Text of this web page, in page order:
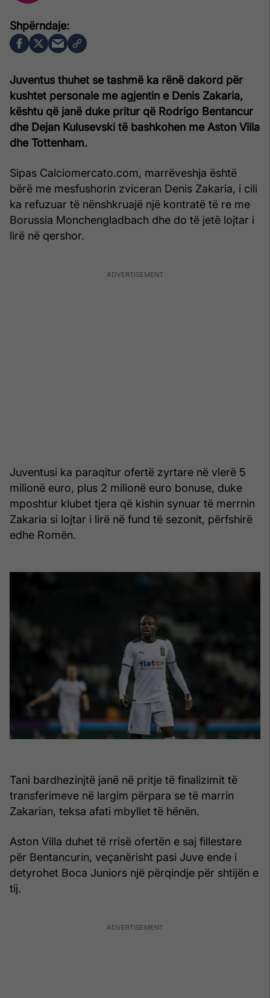
Juventus thuhet se tashmë ka rënë dakord për
kushtet personale me agjentin e Denis Zakaria,
kështu që janë duke pritur që Rodrigo Bentancur
dhe Dejan Kulusevski të bashkohen me Aston Villa
dhe Tottenham.
Sipas Calciomercato.com, marrëveshja është
bërë me mesfushorin zviceran Denis Zakaria, i cili
ka refuzuar të nënshkruajë një kontratë të re me
Borussia Monchengladbach dhe do të jetë lojtar i
lirë në qershor.
Juventusi ka paraqitur ofertë zyrtare në vlerë 5
milionë euro, plus 2 milionë euro bonuse, duke
mposhtur klubet tjera që kishin synuar të merrnin
Zakaria si lojtar i lirë në fund të sezonit, përfshirë
edhe Romën.
Tani bardhezinjtë janë në pritje të finalizimit të
transferimeve në largim përpara se të marrin
Zakarian, teksa afati mbyllet të hënën.
Aston Villa duhet të rrisë ofertën e saj fillestare
për Bentancurin, veçanërisht pasi Juve ende i
detyrohet Boca Juniors një përqindje për shtijën e
tij.